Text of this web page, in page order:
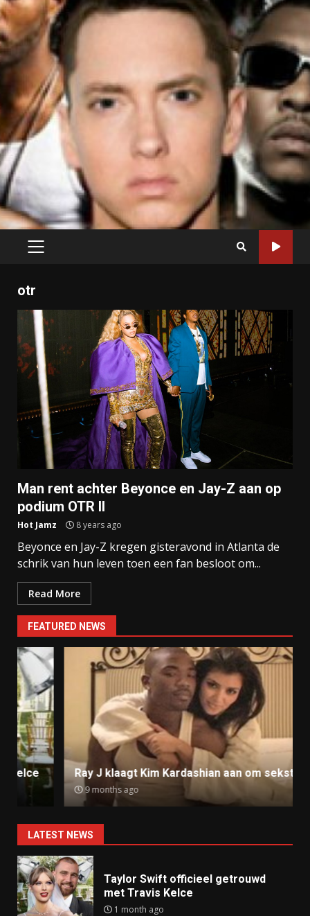
PRIMARY
otr
Man rent achter Beyonce en Jay-Z aan op
podium OTR II
Hot Jamz 8 years ago
Beyonce en Jay-Z kregen gisteravond in Atlanta de
schrik van hun leven toen een fan besloot om...
Read More
FEATURED NEWS
Ray J klaagt Kim Kardashian aan om sekstape
9 months ago
LATEST NEWS
Taylor Swift officieel getrouwd
met Travis Kelce
1 month ago